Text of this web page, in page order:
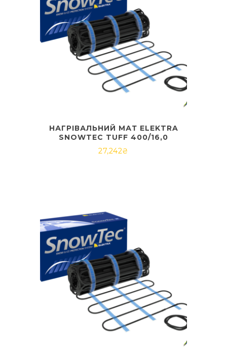
НАГРІВАЛЬНИЙ МАТ ELEKTRA
SNOWTEC TUFF 400/16,0
27,242₴